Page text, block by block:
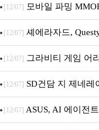
M.2 NVMe 디앤디컴
[12/07] 모바일 파밍
[12/07] 셰에라자드,
내 정식 출시
[12/07] 그라비티 게임 어
던전 13’ 참가!
[12/07] SD건담 지 제네레
아의 용사’ 재개최 및
[12/07] ASUS, AI 에이전